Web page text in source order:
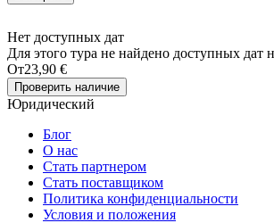
Нет доступных дат
Для этого тура не найдено доступных
От23,90 €
Проверить наличие
Юридический
Блог
О нас
Стать партнером
Стать поставщиком
Политика конфиденциальности
Условия и положения